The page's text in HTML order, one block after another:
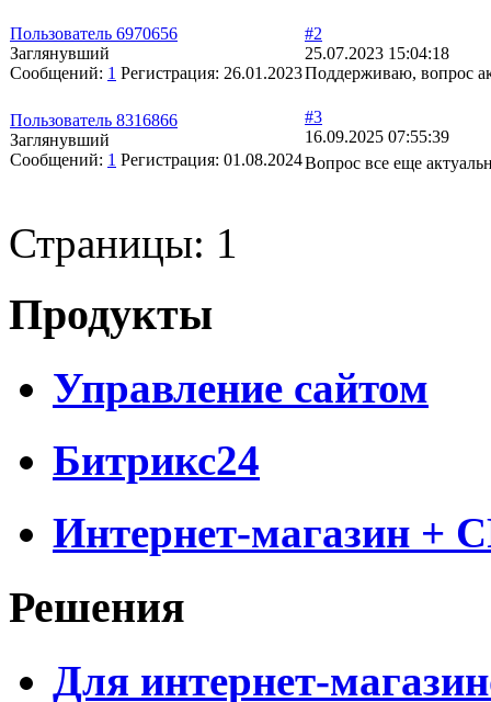
Пользователь 6970656
Заглянувший
Сообщений: 1 Регистрация: 26.01.2023
#2
25.07.2023 15:04:18
Поддерживаю, вопрос
Пользователь 8316866
Заглянувший
Сообщений: 1 Регистрация: 01.08.2024
#3
16.09.2025 07:55:39
Вопрос все еще
Страницы: 1
Продукты
Управление сайтом
Битрикс24
Интернет-магазин +
Решения
Для интернет-